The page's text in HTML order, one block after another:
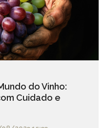
do Vinho:
Cuidado e